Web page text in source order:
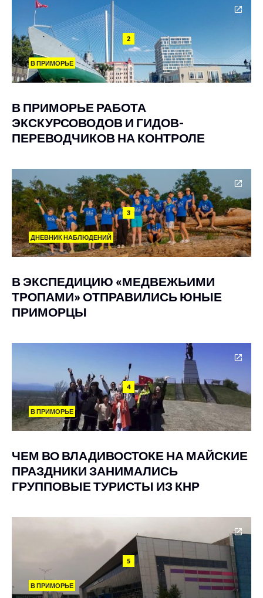
2
В ПРИМОРЬЕ
В ПРИМОРЬЕ РАБОТА
ЭКСКУРСОВОДОВ И ГИДОВ-
ПЕРЕВОДЧИКОВ НА КОНТРОЛЕ
3
ДНЕВНИК НАБЛЮДЕНИЙ
В ЭКСПЕДИЦИЮ «МЕДВЕЖЬИМИ
ТРОПАМИ» ОТПРАВИЛИСЬ ЮНЫЕ
ПРИМОРЦЫ
4
В ПРИМОРЬЕ
ЧЕМ ВО ВЛАДИВОСТОКЕ НА МАЙСКИЕ
ПРАЗДНИКИ ЗАНИМАЛИСЬ
ГРУППОВЫЕ ТУРИСТЫ ИЗ КНР
5
В ПРИМОРЬЕ